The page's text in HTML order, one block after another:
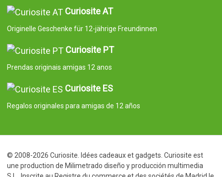
Curiosite AT
Originelle Geschenke für 12-jährige Freundinnen
Curiosite PT
Prendas originais amigas 12 anos
Curiosite ES
Regalos originales para amigas de 12 años
© 2008-2026 Curiosite. Idées cadeaux et gadgets. Curiosite est
une production de Milimetrado diseño y producción multimedia